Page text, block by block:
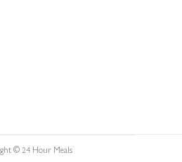
© 24 Hour Meals